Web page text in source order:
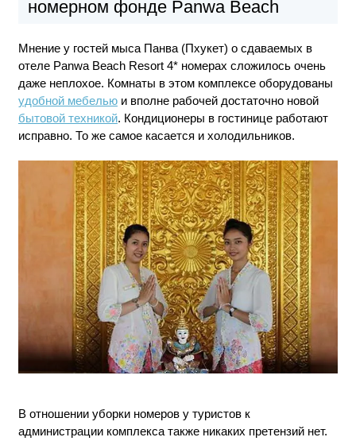
номерном фонде Panwa Beach
Мнение у гостей мыса Панва (Пхукет) о сдаваемых в
отеле Panwa Beach Resort 4* номерах сложилось очень
даже неплохое. Комнаты в этом комплексе оборудованы
удобной мебельюи вполне рабочей достаточно новой
бытовой техникой. Кондиционеры в гостинице работают
исправно. То же самое касается и холодильников.
В отношении уборки номеров у туристов к
администрации комплекса также никаких претензий нет.